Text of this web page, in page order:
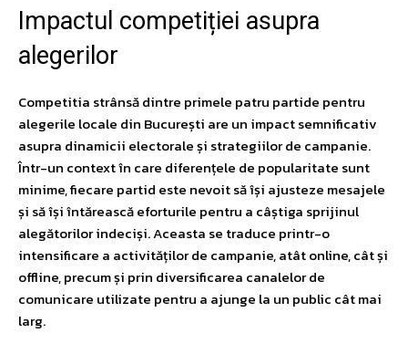
Impactul competiției asupra
alegerilor
Competitia strânsă dintre primele patru partide pentru
alegerile locale din București are un impact semnificativ
asupra dinamicii electorale și strategiilor de campanie.
Într-un context în care diferențele de popularitate sunt
minime, fiecare partid este nevoit să își ajusteze mesajele
și să își întărească eforturile pentru a câștiga sprijinul
alegătorilor indeciși. Aceasta se traduce printr-o
intensificare a activităților de campanie, atât online, cât și
offline, precum și prin diversificarea canalelor de
comunicare utilizate pentru a ajunge la un public cât mai
larg.